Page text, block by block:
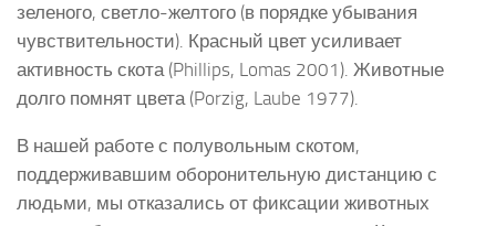
зеленого, светло-желтого (в порядке убывания
чувствительности). Красный цвет усиливает
активность скота (Phillips, Lomas 2001). Животные
долго помнят цвета (Porzig, Laube 1977).
В нашей работе с полувольным скотом,
поддерживавшим оборонительную дистанцию с
людьми, мы отказались от фиксации животных